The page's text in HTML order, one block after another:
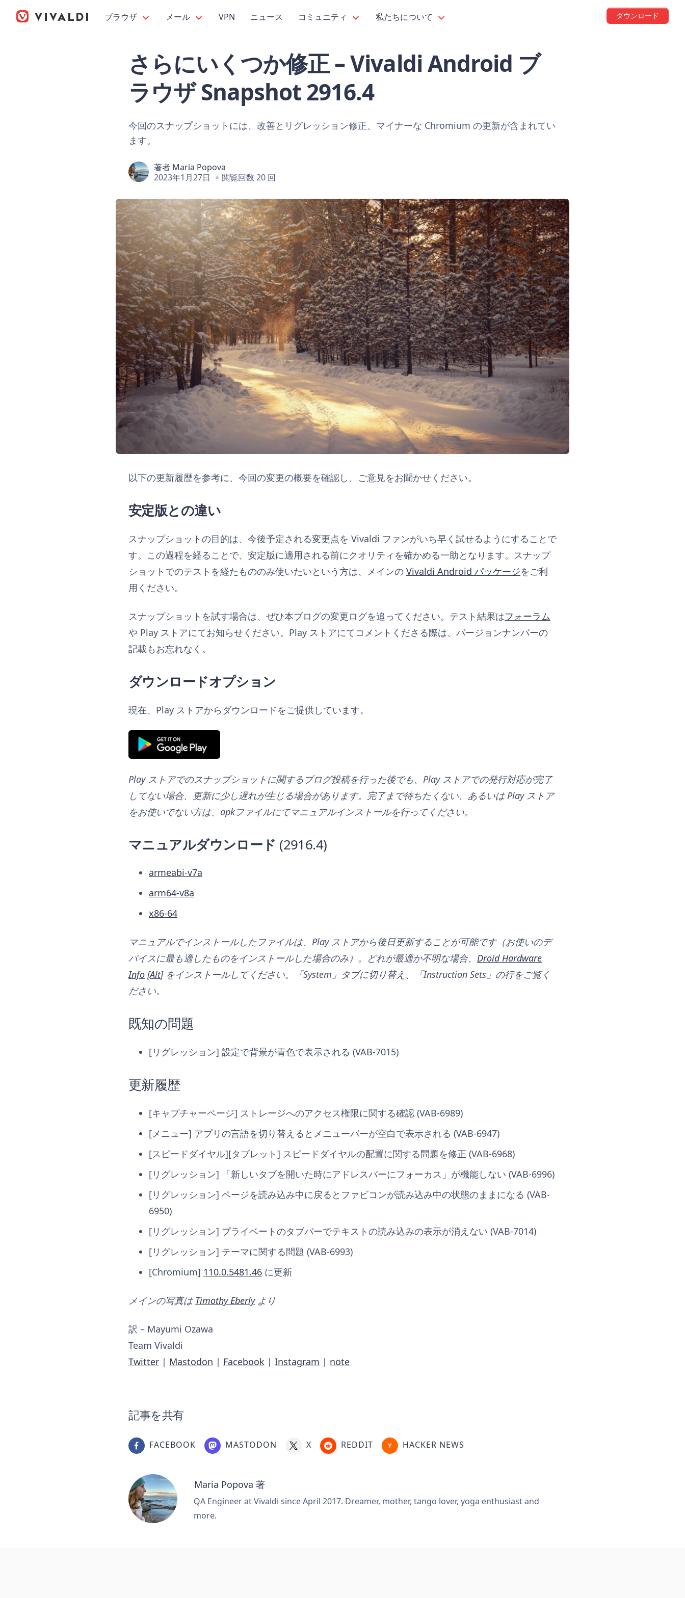
ブラウザ メール VPN ニュース コミュニティ 私たちについて ダウンロード
さらにいくつか修正 – Vivaldi Android ブ
ラウザ Snapshot 2916.4
今回のスナップショットには、改善とリグレッション修正、マイナーな Chromium の更新が含まれてい
ます。
著者 Maria Popova
2023年1月27日
閲覧回数 20 回
以下の更新履歴を参考に、今回の変更の概要を確認し、ご意見をお聞かせください。
安定版との違い
スナップショットの目的は、今後予定される変更点を Vivaldi ファンがいち早く試せるようにすることで
す。この過程を経ることで、安定版に適用される前にクオリティを確かめる一助となります。スナップ
ショットでのテストを経たもののみ使いたいという方は、メインの Vivaldi Android パッケージをご利
用ください。
スナップショットを試す場合は、ぜひ本ブログの変更ログを追ってください。テスト結果はフォーラム
や Play ストアにてお知らせください。Play ストアにてコメントくださる際は、バージョンナンバーの
記載もお忘れなく。
ダウンロードオプション
現在、Play ストアからダウンロードをご提供しています。
Play ストアでのスナップショットに関するブログ投稿を行った後でも、Play ストアでの発行対応が完了
してない場合、更新に少し遅れが生じる場合があります。完了まで待ちたくない、あるいは Play ストア
をお使いでない方は、apkファイルにてマニュアルインストールを行ってください。
マニュアルダウンロード (2916.4)
armeabi-v7a
arm64-v8a
x86-64
マニュアルでインストールしたファイルは、Play ストアから後日更新することが可能です（お使いのデ
バイスに最も適したものをインストールした場合のみ）。どれが最適か不明な場合、 Droid Hardware
Info [Alt] をインストールしてください。「System」タブに切り替え、「Instruction Sets」の行をご覧く
ださい。
既知の問題
[リグレッション] 設定で背景が青色で表示される (VAB-7015)
更新履歴
[キャプチャーページ] ストレージへのアクセス権限に関する確認 (VAB-6989)
[メニュー] アプリの言語を切り替えるとメニューバーが空白で表示される (VAB-6947)
[スピードダイヤル][タブレット] スピードダイヤルの配置に関する問題を修正 (VAB-6968)
[リグレッション] 「新しいタブを開いた時にアドレスバーにフォーカス」が機能しない (VAB-6996)
[リグレッション] ページを読み込み中に戻るとファビコンが読み込み中の状態のままになる (VAB-
6950)
[リグレッション] プライベートのタブバーでテキストの読み込みの表示が消えない (VAB-7014)
[リグレッション] テーマに関する問題 (VAB-6993)
[Chromium] 110.0.5481.46 に更新
メインの写真は Timothy Eberlyより
訳 – Mayumi Ozawa
Team Vivaldi
Twitter | Mastodon | Facebook | Instagram | note
記事を共有
FACEBOOK MASTODON X REDDIT HACKER NEWS
Maria Popova 著
QA Engineer at Vivaldi since April 2017. Dreamer, mother, tango lover, yoga enthusiast and
more.